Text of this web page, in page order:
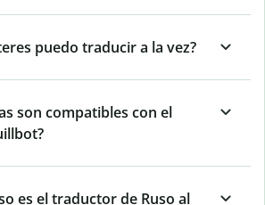
puedo traducir a la vez?
son compatibles con el
es el traductor de Ruso al